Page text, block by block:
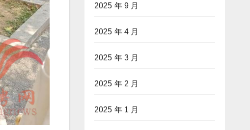
2025 年 9 月
2025 年 4 月
2025 年 3 月
2025 年 2 月
2025 年 1 月